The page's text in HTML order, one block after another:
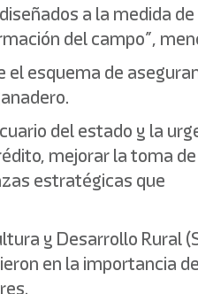
a la medida de
del campo”,
el esquema de
del estado y la
mejorar la toma de
estratégicas que
y Desarrollo Rural
en la importancia de